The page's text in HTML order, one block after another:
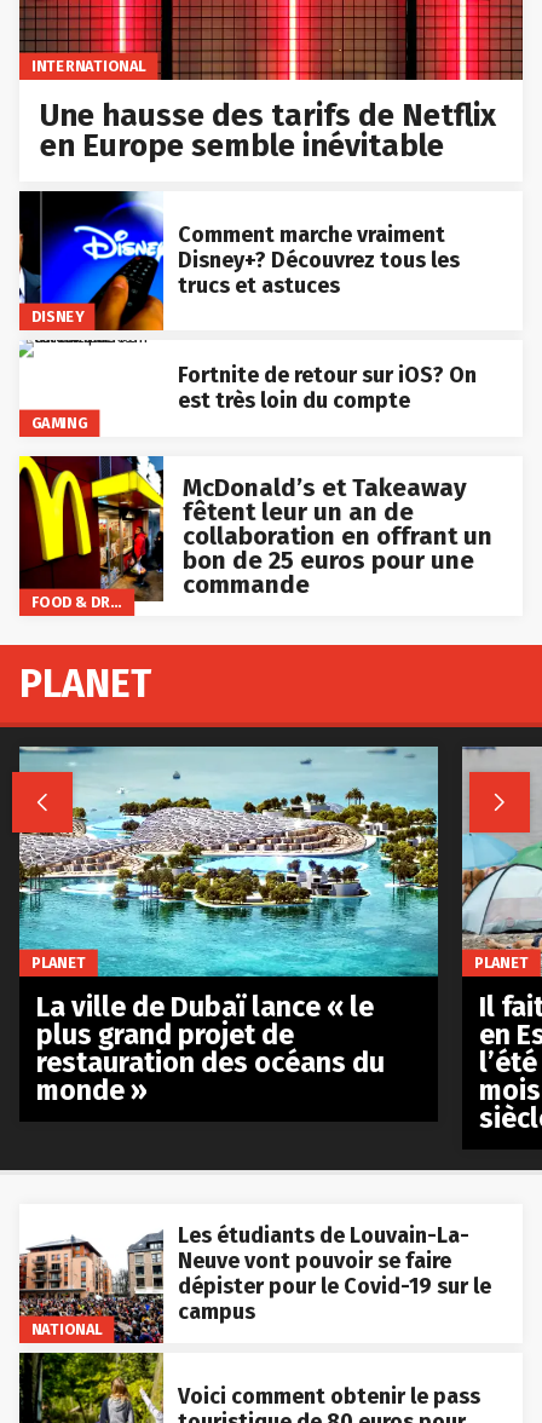
INTERNATIONAL
Une hausse des tarifs de Netflix
en Europe semble inévitable
DISNEY
Comment marche vraiment
Disney+? Découvrez tous les
trucs et astuces
GAMING
Fortnite de retour sur iOS? On
est très loin du compte
FOOD & DRINKS
McDonald’s et Takeaway
fêtent leur un an de
collaboration en offrant un
bon de 25 euros pour une
commande
NATIONAL
Les étudiants de Louvain-La-
Neuve vont pouvoir se faire
dépister pour le Covid-19 sur le
campus
Voici comment obtenir le pass
PLANET
 
PLANET
La ville de Dubaï lance « le
plus grand projet de
restauration des océans du
monde »
PLANET
Il
en